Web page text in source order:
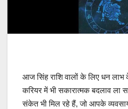
आज सिंह राशि वालों के लिए धन लाभ
करियर में भी सकारात्मक बदलाव ला
संकेत भी मिल रहे हैं, जो आपके